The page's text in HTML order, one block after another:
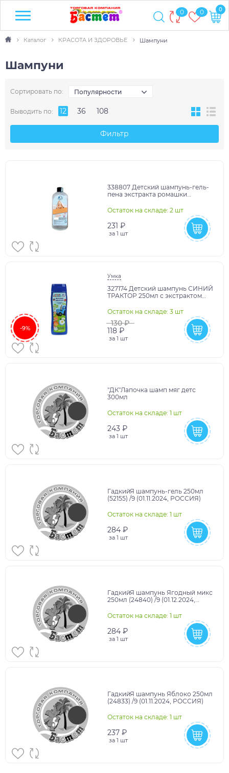
0 0 0
Каталог КРАСОТА И ЗДОРОВЬЕ Шампуни
Шампуни
Сортировать по: Популярности
Выводить по: 12 36 108
Фильтр
338807 Детский шампунь-гель-
пена экстракта ромашки
Заботливая мама в кор.12ш
Остаток на складе: 2 шт
231 ₽
за 1 шт
-9%
Умка
327174 Детский шампунь СИНИЙ
ТРАКТОР 250мл с экстрактом
кор.6шт
Остаток на складе: 3 шт
130 ₽
118 ₽
за 1 шт
"ДК"Лапочка шамп мяг детс
300мл
Остаток на складе: 1 шт
243 ₽
за 1 шт
ГадкийЯ шампунь-гель 250мл
(52155) /9 (01.11.2024, РОССИЯ)
Остаток на складе: 1 шт
284 ₽
за 1 шт
ГадкийЯ шампунь Ягодный микс
250мл (24840) /9 (01.12.2024,
Остаток на складе: 1 шт
284 ₽
за 1 шт
ГадкийЯ шампунь Яблоко 250мл
(24833) /9 (01.11.2024, РОССИЯ)
Остаток на складе: 1 шт
237 ₽
за 1 шт